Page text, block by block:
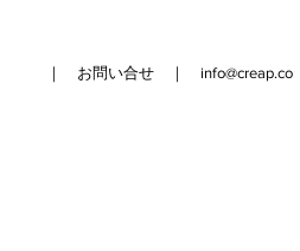
｜ お問い合せ ｜ info@creap.co